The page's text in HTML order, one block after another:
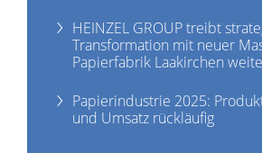
HEINZEL GROUP treibt
Transformation mit neuer
Papierfabrik Laakirchen
Papierindustrie 2025:
und Umsatz rückläufig